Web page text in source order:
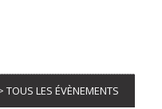
TOUS LES ÉVÈNEMENTS